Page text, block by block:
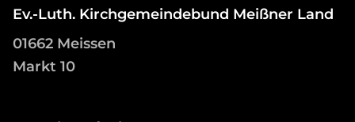
Ev.-Luth. Kirchgemeindebund Meißner Land
01662 Meissen
Markt 10